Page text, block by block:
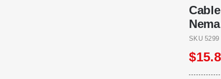
SKU5299
$